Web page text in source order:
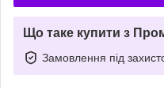
Що таке купити з
Замовлення під